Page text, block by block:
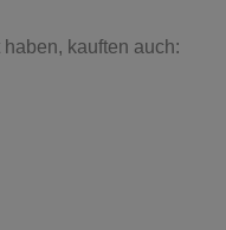
kauften auch: